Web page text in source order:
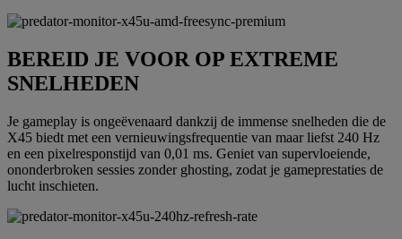
BEREID JE VOOR OP EXTREME
SNELHEDEN
Je gameplay is ongeëvenaard dankzij de immense snelheden die de
X45 biedt met een vernieuwingsfrequentie van maar liefst 240 Hz
en een pixelresponstijd van 0,01 ms. Geniet van supervloeiende,
ononderbroken sessies zonder ghosting, zodat je gameprestaties de
lucht inschieten.